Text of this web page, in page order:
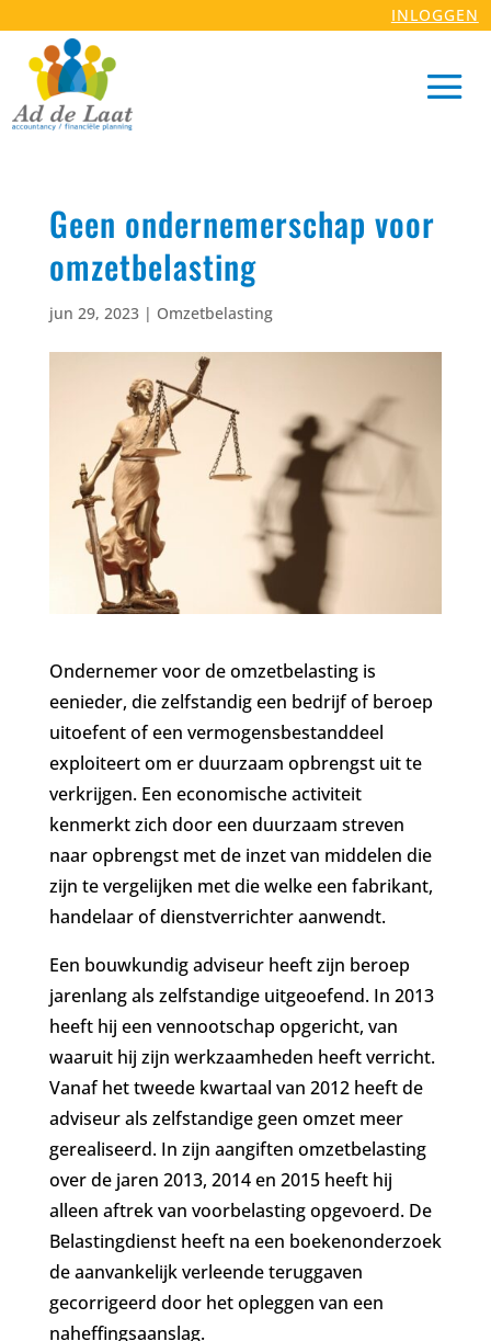
INLOGGEN
Geen ondernemerschap voor
omzetbelasting
jun 29, 2023| Omzetbelasting
Ondernemer voor de omzetbelasting is
eenieder, die zelfstandig een bedrijf of beroep
uitoefent of een vermogensbestanddeel
exploiteert om er duurzaam opbrengst uit te
verkrijgen. Een economische activiteit
kenmerkt zich door een duurzaam streven
naar opbrengst met de inzet van middelen die
zijn te vergelijken met die welke een fabrikant,
handelaar of dienstverrichter aanwendt.
Een bouwkundig adviseur heeft zijn beroep
jarenlang als zelfstandige uitgeoefend. In 2013
heeft hij een vennootschap opgericht, van
waaruit hij zijn werkzaamheden heeft verricht.
Vanaf het tweede kwartaal van 2012 heeft de
adviseur als zelfstandige geen omzet meer
gerealiseerd. In zijn aangiften omzetbelasting
over de jaren 2013, 2014 en 2015 heeft hij
alleen aftrek van voorbelasting opgevoerd. De
Belastingdienst heeft na een boekenonderzoek
de aanvankelijk verleende teruggaven
gecorrigeerd door het opleggen van een
naheffingsaanslag.